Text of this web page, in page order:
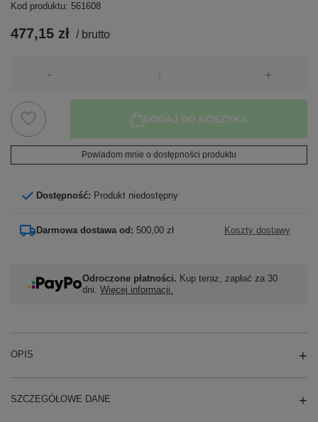
Kod produktu: 561608
477,15 zł / brutto
- +
DODAJ DO KOSZYKA
Powiadom mnie o dostępności produktu
Dostępność: Produkt niedostępny
Darmowa dostawa od: 500,00 zł Koszty dostawy
Odroczone płatności. Kup teraz, zapłać za 30
dni. Więcej informacji.
OPIS
SZCZEGÓŁOWE DANE